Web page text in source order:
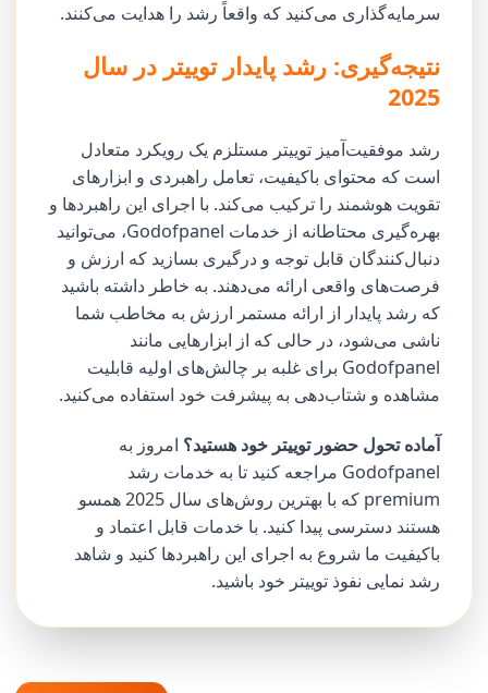
سرمایه‌گذاری می‌کنید که واقعاً رشد را هدایت می‌کنند.
نتیجه‌گیری: رشد پایدار توییتر در سال
2025
رشد موفقیت‌آمیز توییتر مستلزم یک رویکرد متعادل
است که محتوای باکیفیت، تعامل راهبردی و ابزارهای
تقویت هوشمند را ترکیب می‌کند. با اجرای این راهبردها و
بهره‌گیری محتاطانه از خدمات Godofpanel، می‌توانید
دنبال‌کنندگان قابل توجه و درگیری بسازید که ارزش و
فرصت‌های واقعی ارائه می‌دهند. به خاطر داشته باشید
که رشد پایدار از ارائه مستمر ارزش به مخاطب شما
ناشی می‌شود، در حالی که از ابزارهایی مانند
Godofpanel برای غلبه بر چالش‌های اولیه قابلیت
مشاهده و شتاب‌دهی به پیشرفت خود استفاده می‌کنید.
آماده تحول حضور توییتر خود هستید؟ امروز به
Godofpanel مراجعه کنید تا به خدمات رشد
premium که با بهترین روش‌های سال 2025 همسو
هستند دسترسی پیدا کنید. با خدمات قابل اعتماد و
باکیفیت ما شروع به اجرای این راهبردها کنید و شاهد
رشد نمایی نفوذ توییتر خود باشید.